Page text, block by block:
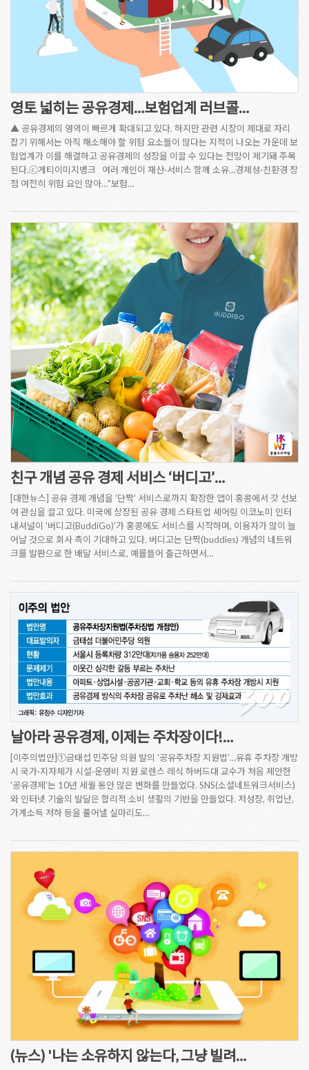
영토 넓히는 공유경제…보험업계 러브콜…
▲ 공유경제의 영역이 빠르게 확대되고 있다. 하지만 관련 시장이 제대로 자리
잡기 위해서는 아직 해소해야 할 위험 요소들이 많다는 지적이 나오는 가운데 보
험업계가 이를 해결하고 공유경제의 성장을 이끌 수 있다는 전망이 제기돼 주목
된다.ⓒ게티이미지뱅크 여러 개인이 재산·서비스 함께 소유…경제성·친환경 장
점 여전히 위험 요인 많아…"보험…
친구 개념 공유 경제 서비스 ‘버디고’…
[대한뉴스] 공유 경제 개념을 '단짝' 서비스로까지 확장한 앱이 홍콩에서 갓 선보
여 관심을 끌고 있다. 미국에 상장된 공유 경제 스타트업 셰어링 이코노미 인터
내셔널이 '버디고(BuddiGo)'가 홍콩에도 서비스를 시작하며, 이용자가 많이 늘
어날 것으로 회사 측이 기대하고 있다. 버디고는 단짝(buddies) 개념의 네트워
크를 발판으로 한 배달 서비스로, 예를들어 출근하면서…
날아라 공유경제, 이제는 주차장이다!…
[이주의법안]①금태섭 민주당 의원 발의 '공유주차장 지원법'…유휴 주차장 개방
시 국가·지자체가 시설·운영비 지원 로렌스 레식 하버드대 교수가 처음 제안한
'공유경제'는 10년 세월 동안 많은 변화를 만들었다. SNS(소셜네트워크서비스)
와 인터넷 기술의 발달은 합리적 소비 생활의 기반을 만들었다. 저성장, 취업난,
가계소득 저하 등을 풀어낼 실마리도…
(뉴스) '나는 소유하지 않는다, 그냥 빌려…